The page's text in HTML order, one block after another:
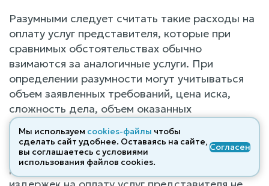
Разумными следует считать такие расходы на
оплату услуг представителя, которые при
сравнимых обстоятельствах обычно
взимаются за аналогичные услуги. При
определении разумности могут учитываться
объем заявленных требований, цена иска,
сложность дела, объем оказанных
представителем услуг, время, необходимое на
подготовку им процессуальных документов,
продолжительность рассмотрения дела и
другие обстоятельства. Разумность судебных
Мы используем cookies-файлы чтобы
сделать сайт удобнее. Оставаясь на сайте,
вы соглашаетесь с условиями
использования файлов cооkies.
Согласен